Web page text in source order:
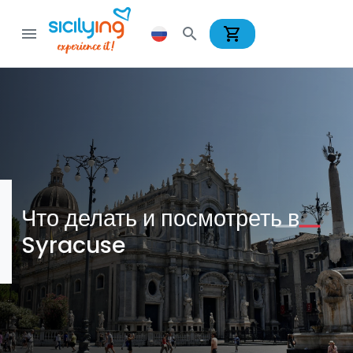
menu search shopping_cart
Что делать и посмотреть в
Syracuse